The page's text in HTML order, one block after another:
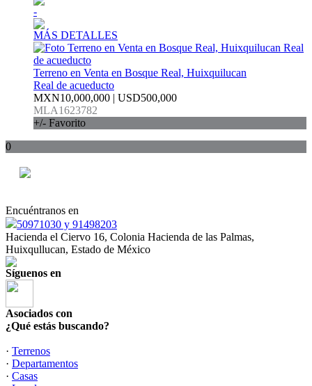
-
MÁS DETALLES
Terreno en Venta en Bosque Real, Huixquilucan
Real de acueducto
MXN10,000,000 | USD500,000
MLA1623782
+/- Favorito
0
Encuéntranos en
50971030 y 91498203
Hacienda el Ciervo 16, Colonia Hacienda de las Palmas,
Huixqullucan, Estado de México
Síguenos en
Asociados con
¿Qué estás buscando?
· Terrenos
· Departamentos
· Casas